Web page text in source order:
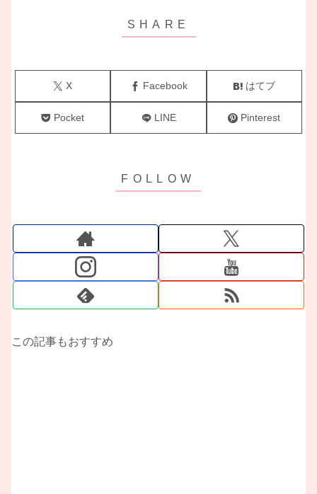
X Facebook はてブ
Pocket LINE Pinterest
この記事もおすすめ